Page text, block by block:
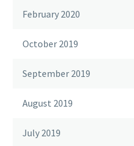
February 2020
October 2019
September 2019
August 2019
July 2019